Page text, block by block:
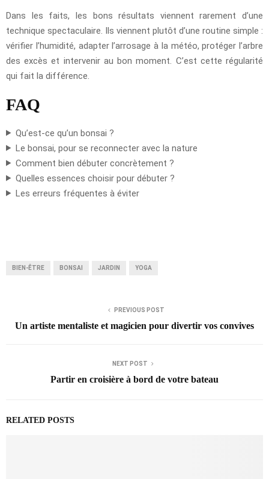
Dans les faits, les bons résultats viennent rarement d’une
technique spectaculaire. Ils viennent plutôt d’une routine simple :
vérifier l’humidité, adapter l’arrosage à la météo, protéger l’arbre
des excès et intervenir au bon moment. C’est cette régularité
qui fait la différence.
FAQ
Qu’est-ce qu’un bonsai ?
Le bonsai, pour se reconnecter avec la nature
Comment bien débuter concrètement ?
Quelles essences choisir pour débuter ?
Les erreurs fréquentes à éviter
BIEN-ÊTRE BONSAI JARDIN YOGA
PREVIOUS POST
Un artiste mentaliste et magicien pour divertir vos convives
NEXT POST
Partir en croisière à bord de votre bateau
RELATED POSTS